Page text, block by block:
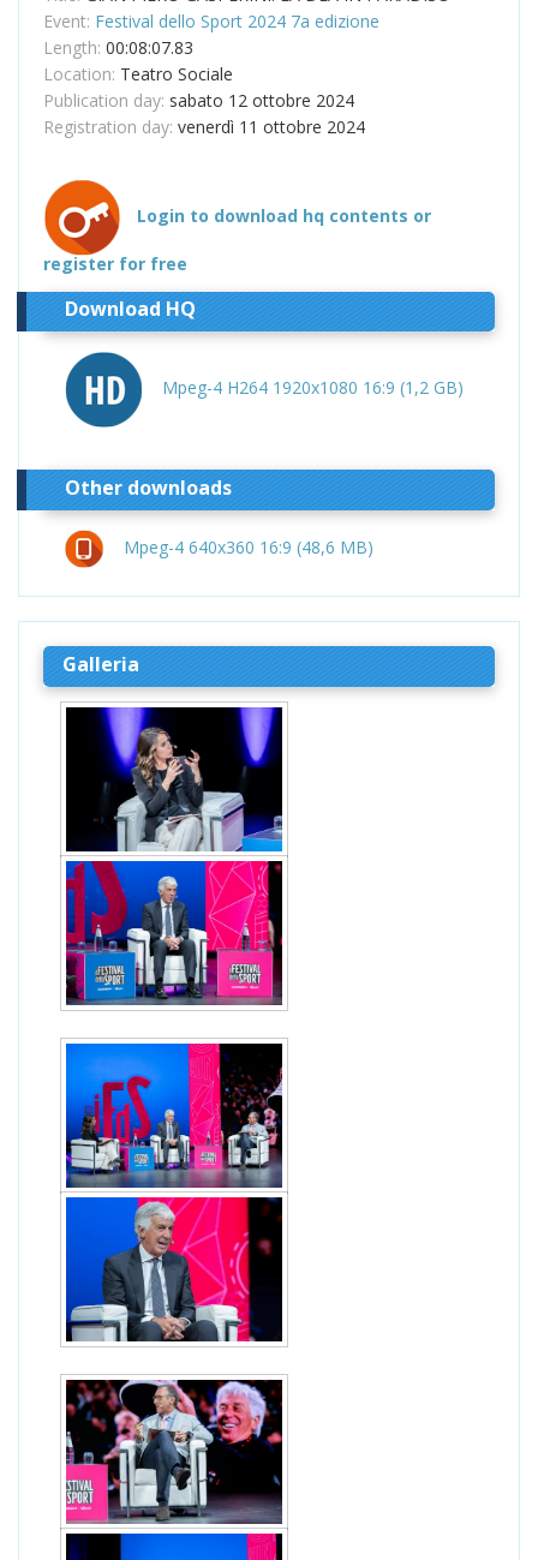
Event: Festival dello Sport 2024 7a edizione
Length: 00:08:07.83
Location: Teatro Sociale
Publication day: sabato 12 ottobre 2024
Registration day: venerdì 11 ottobre 2024
Login to download hq contents or
register for free
Download HQ
Mpeg-4 H264 1920x1080 16:9 (1,2 GB)
Other downloads
Mpeg-4 640x360 16:9 (48,6 MB)
Galleria